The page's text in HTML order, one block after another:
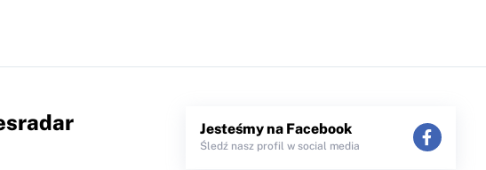
Jesteśmy na Facebook
Śledź nasz profil w social media